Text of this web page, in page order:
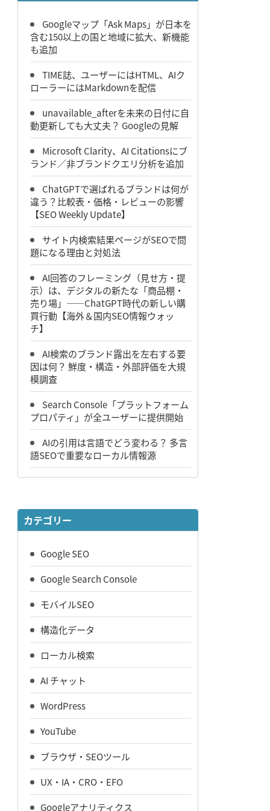
Googleマップ「Ask Maps」が日本を
含む150以上の国と地域に拡大、新機能
も追加
TIME誌、ユーザーにはHTML、AIク
ローラーにはMarkdownを配信
unavailable_afterを未来の日付に自
動更新しても大丈夫？ Googleの見解
Microsoft Clarity、AI Citationsにブ
ランド／非ブランドクエリ分析を追加
ChatGPTで選ばれるブランドは何が
違う？比較表・価格・レビューの影響
【SEO Weekly Update】
サイト内検索結果ページがSEOで問
題になる理由と対処法
AI回答のフレーミング（見せ方・提
示）は、デジタルの新たな「商品棚・
売り場」――ChatGPT時代の新しい購
買行動【海外＆国内SEO情報ウォッ
チ】
AI検索のブランド露出を左右する要
因は何？ 鮮度・構造・外部評価を大規
模調査
Search Console「プラットフォーム
プロパティ」が全ユーザーに提供開始
AIの引用は言語でどう変わる？ 多言
語SEOで重要なローカル情報源
カテゴリー
Google SEO
Google Search Console
モバイルSEO
構造化データ
ローカル検索
AI チャット
WordPress
YouTube
ブラウザ・SEOツール
UX・IA・CRO・EFO
Googleアナリティクス